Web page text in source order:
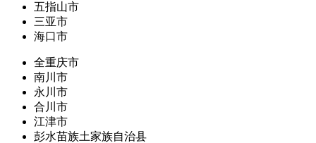
五指山市
三亚市
海口市
全重庆市
南川市
永川市
合川市
江津市
彭水苗族土家族自治县